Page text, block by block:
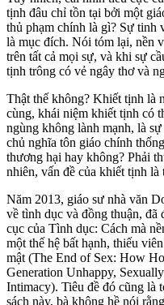
tịnh đâu chỉ tồn tại bởi một
thủ phạm chính là gì? Sự tinh
là mục đích. Nói tóm lại, nền
trên tất cả mọi sự, và khi sự
tịnh trông có vẻ ngây thơ và
Thật thế không? Khiết tịnh là
cùng, khái niệm khiết tịnh có
ngùng không lành mạnh, là
chủ nghĩa tôn giáo chính
thương hại hay không? Phải
nhiên, vấn đề của khiết tịnh là
Năm 2013, giáo sư nhà văn
về tình dục và đồng thuận,
cục của Tình dục: Cách mà
một thế hệ bất hạnh, thiếu
mật (The End of Sex: How
Generation Unhappy,
Intimacy). Tiêu đề đó cũng là
sách này, bà không hề nói